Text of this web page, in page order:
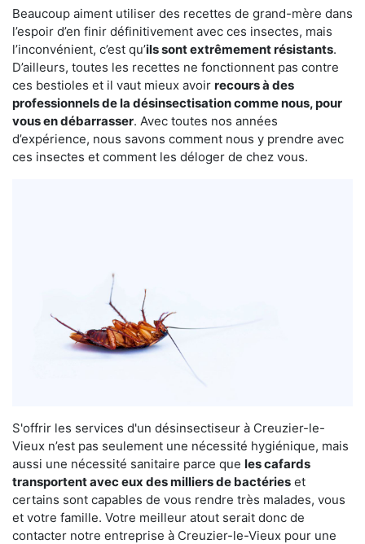
Beaucoup aiment utiliser des recettes de grand-mère dans
l’espoir d’en finir définitivement avec ces insectes, mais
l’inconvénient, c’est qu’ils sont extrêmement résistants.
D’ailleurs, toutes les recettes ne fonctionnent pas contre
ces bestioles et il vaut mieux avoir recours à des
professionnels de la désinsectisation comme nous, pour
vous en débarrasser. Avec toutes nos années
d’expérience, nous savons comment nous y prendre avec
ces insectes et comment les déloger de chez vous.
S'offrir les services d'un désinsectiseur à Creuzier-le-
Vieux n’est pas seulement une nécessité hygiénique, mais
aussi une nécessité sanitaire parce que les cafards
transportent avec eux des milliers de bactéries et
certains sont capables de vous rendre très malades, vous
et votre famille. Votre meilleur atout serait donc de
contacter notre entreprise à Creuzier-le-Vieux pour une